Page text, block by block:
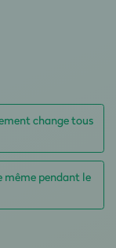
change tous
même pendant le